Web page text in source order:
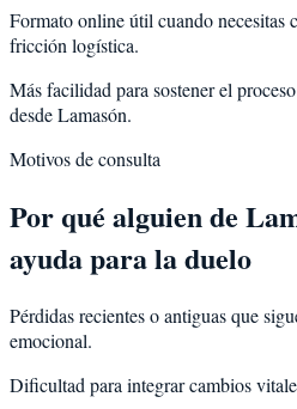
Formato online útil cuando
fricción logística.
Más facilidad para sostener el
desde Lamasón.
Motivos de consulta
Por qué alguien de
ayuda para laduelo
Pérdidas recientes o antiguas que
emocional.
Dificultad para integrar cambios